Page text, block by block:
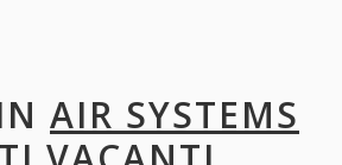
AIR SYSTEMS